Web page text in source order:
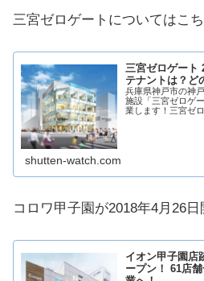
三宮ゼロゲートについてはこち
三宮ゼロゲート
テナントは？ど
兵庫県神戸市の神
施設「三宮ゼロゲ
業します！三宮ゼ
shutten-watch.com
コロワ甲子園が2018年4月26日
イオン甲子園店
ープン！ 61店